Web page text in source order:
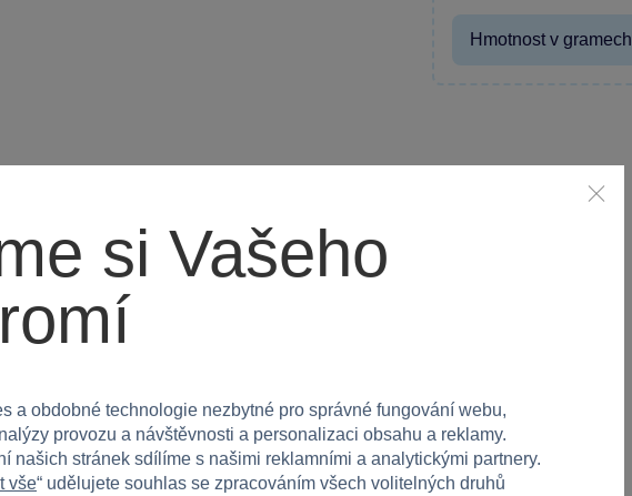
kluky i holky. Perfektní dárek pro malé
na jednom místě, ale také jim poskytne
Hmotnost v gramech
si Vašeho
a obdobné technologie nezbytné pro správné fungování webu,
provozu a návštěvnosti a personalizaci obsahu a reklamy.
našich stránek sdílíme s našimi reklamními a analytickými partnery.
vše“ udělujete souhlas se zpracováním všech volitelných druhů